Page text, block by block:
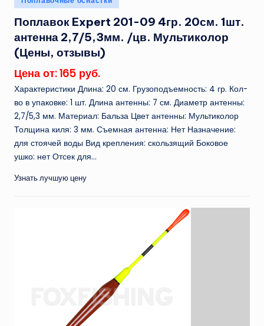
в
Поплавок Expert 201-09 4гр. 20см. 1шт.
антенна 2,7/5,3мм. /цв. Мультиколор
(Цены, отзывы)
Цена от: 165 руб.
Характеристики Длина: 20 см. Грузоподъемность: 4 гр. Кол-
во в упаковке: 1 шт. Длина антенны: 7 см. Диаметр антенны:
2,7/5,3 мм. Материал: Бальза Цвет антенны: Мультиколор
Толщина киля: 3 мм. Съемная антенна: Нет Назначение:
для стоячей воды Вид крепления: скользящий Боковое
ушко: нет Отсек для...
Узнать лучшую цену